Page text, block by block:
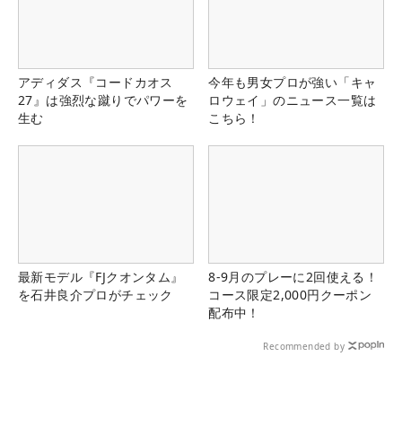
アディダス『コードカオス
27』は強烈な蹴りでパワーを
生む
今年も男女プロが強い「キャ
ロウェイ」のニュース一覧は
こちら！
最新モデル『FJクオンタム』
を石井良介プロがチェック
8-9月のプレーに2回使える！
コース限定2,000円クーポン
配布中！
Recommended by